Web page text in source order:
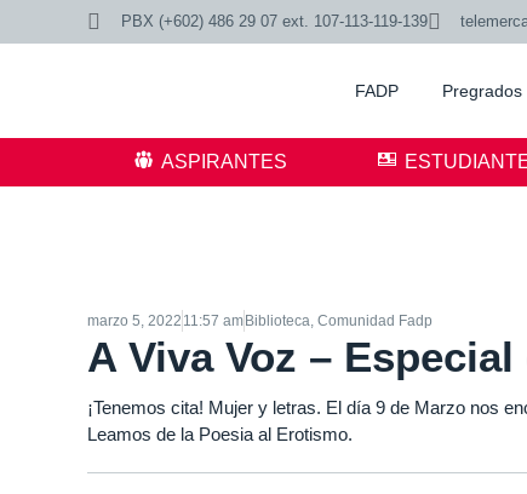
PBX (+602) 486 29 07 ext. 107-113-119-139
FADP Pregrados
ASPIRANTES
marzo 5, 2022 11:57 amBiblioteca Comunidad Fadp
A Viva Voz –
¡Tenemos cita! Mujer y letras. El día 9 de Marzo nos
Leamos de la Poesia al Erotismo.